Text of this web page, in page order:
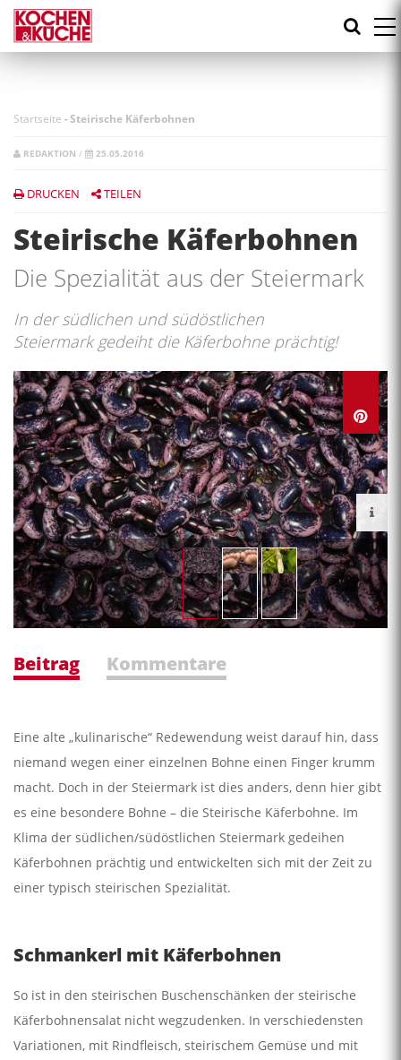
Direkt
zum
Inhalt
Startseite -Steirische Käferbohnen
REDAKTION / 25.05.2016
DRUCKEN TEILEN
Steirische Käferbohnen
Die Spezialität aus der Steiermark
In der südlichen und südöstlichen
Steiermark gedeiht die Käferbohne prächtig!
Beitrag Kommentare
Eine alte „kulinarische“ Redewendung weist darauf hin, dass
niemand wegen einer einzelnen Bohne einen Finger krumm
macht. Doch in der Steiermark ist dies anders, denn hier gibt
es eine besondere Bohne – die Steirische Käferbohne. Im
Klima der südlichen/südöstlichen Steiermark gedeihen
Käferbohnen prächtig und entwickelten sich mit der Zeit zu
einer typisch steirischen Spezialität.
Schmankerl mit Käferbohnen
So ist in den steirischen Buschenschänken der steirische
Käferbohnensalat nicht wegzudenken. In verschiedensten
Variationen, mit Rindfleisch, steirischem Gemüse und mit